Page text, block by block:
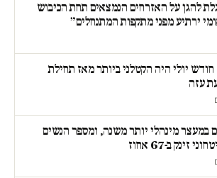
להגן על האזרחים הנמצאים תחת הכיבוש
ירתיע מפני מתקפות המתנחלים״
חודש יולי היה הקטלני ביותר מאז תחילת
עזה
במעצר מינהלי יותר משנה, ומספר הנשים
זינק ב-67 אחוז